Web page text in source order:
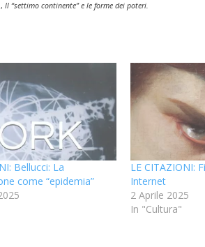
Il “settimo continente” e le forme dei poteri.
Bellucci: La
come “epidemia”
LE CITAZIONI:
Internet
2 Aprile 2025
In "Cultura"